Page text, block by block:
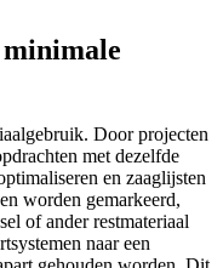
Door projecten
met dezelfde
en zaaglijsten
worden gemarkeerd,
of ander restmateriaal
naar een